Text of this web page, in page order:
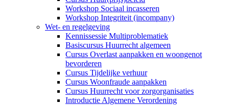
Workshop Sociaal incasseren
Workshop Integriteit (incompany)
Wet- en regelgeving
Kennissessie Multiproblematiek
Basiscursus Huurrecht algemeen
Cursus Overlast aanpakken en woongenot
bevorderen
Cursus Tijdelijke verhuur
Cursus Woonfraude aanpakken
Cursus Huurrecht voor zorgorganisaties
Introductie Algemene Verordening